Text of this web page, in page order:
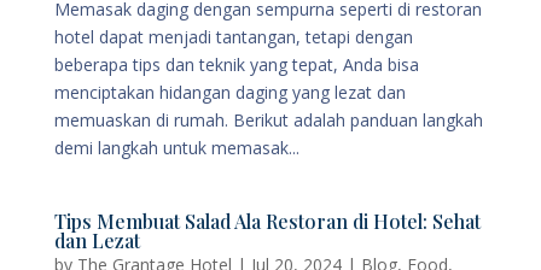
Memasak daging dengan sempurna seperti di restoran
hotel dapat menjadi tantangan, tetapi dengan
beberapa tips dan teknik yang tepat, Anda bisa
menciptakan hidangan daging yang lezat dan
memuaskan di rumah. Berikut adalah panduan langkah
demi langkah untuk memasak...
Tips Membuat Salad Ala Restoran di Hotel: Sehat
dan Lezat
by The Grantage Hotel | Jul 20, 2024| Blog, Food,